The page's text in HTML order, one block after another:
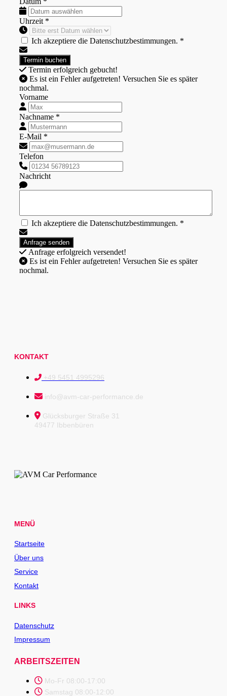
Uhrzeit *
Ich akzeptiere die Datenschutzbestimmungen. *
Termin erfolgreich gebucht!
nochmal.
Vorname
Nachname *
E-Mail *
Telefon
Nachricht
Ich akzeptiere die Datenschutzbestimmungen. *
Anfrage erfolgreich versendet!
nochmal.
KONTAKT
+49 5451 4995296
info@avm-car-performance.de
Glücksburger Straße 31
49477 Ibbenbüren
MENÜ
Startseite
Über uns
Service
Kontakt
LINKS
Datenschutz
Impressum
ARBEITSZEITEN
Mo-Fr 08:00-17:00
Samstag 08:00-12:00